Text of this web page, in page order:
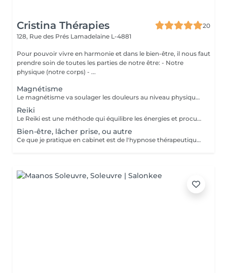
Cristina Thérapies
20
128, Rue des Prés Lamadelaine L-4881
Pour pouvoir vivre en harmonie et dans le bien-être, il nous faut
prendre soin de toutes les parties de notre être: - Notre
physique (notre corps) - ...
Magnétisme
Le magnétisme va soulager les douleurs au niveau physique: fibromyalgie, douleurs musculaires, mal de dos, sciatiques, douleurs au niveau des articulations, arthroses, migraines, problèmes de digestion, cicatrisation (après une opération par exemple) ... Il va agir en tant que coupe feu, sur brûlures physiques ou soulagement lors des séances de chimiothérapie ou radiothérapie... Ainsi que sur l'insomnie, le stress, l'angoisse, la dépression, la fatigue... Attention, les séances de magnétisme peuvent être pratiquées à titre préventif ou en accompagnement des soins médicaux, mais ne peuvent en aucun cas, se substituer aux traitements médicaux. Paiement sur place en espèces.
Reiki
Le Reiki est une méthode qui équilibre les énergies et procure un apaisement physique, psychique et émotionnel. Lors d'une séance de Reiki (Rei signifie esprit-conscience, Ki signifie énergie-sensation), le praticien dirige l'énergie universelle vers les zones du corps qui en ont le plus besoin, faisant en sorte que l'énergie circule uniformément et harmonieusement. Une séance permet : d'apaiser le corps et l'esprit de procurer un sentiment de bien-être d'harmoniser la circulation de l'énergie de favoriser un état de relaxation de soutenir le potentiel de guérison de retrouver un sommeil réparateur retrouver une meilleure circulation sanguine réduire les douleurs physiques réduire le stress Les séances de reiki peuvent être pratiquées à titre préventif, ou en accompagnement des soins médicaux, mais ne peuvent en aucun cas, se substituer aux traitements médicaux. Paiement sur place en espèces.
Bien-être, lâcher prise, ou autre
Ce que je pratique en cabinet est de l'hypnose thérapeutique. Vous restez maître de vous-même et libre de vos actions. Ensemble nous travaillons sur vos émotions. Je vais chercher vos blocages, vos peurs, vos craintes, et fais en sorte que celles-ci ne soient plus un poids pour vous. Aussi ce qu'il y a de mieux en vous, vos forces, votre courage, et bien d'autres qualités, pour que cela vous aide à aller mieux et à atteindre vos objectifs. Paiement sur place en espèces.